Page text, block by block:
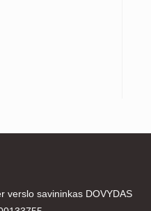
verslo savininkas DOVYDAS